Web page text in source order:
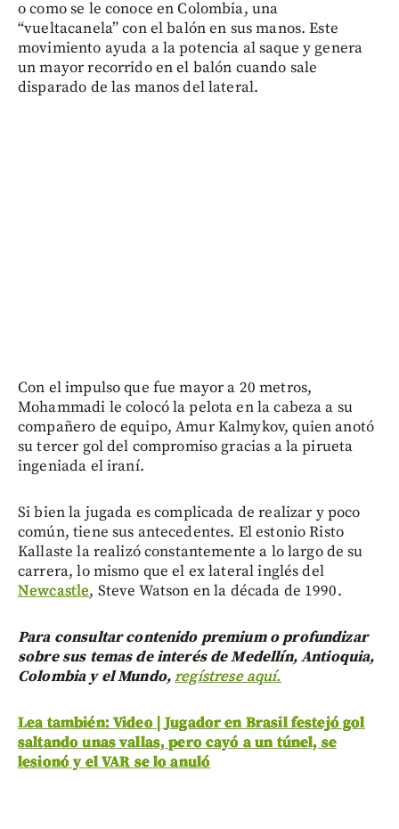
o como se le conoce en Colombia, una
“vueltacanela” con el balón en sus manos. Este
movimiento ayuda a la potencia al saque y genera
un mayor recorrido en el balón cuando sale
disparado de las manos del lateral.
Con el impulso que fue mayor a 20 metros,
Mohammadi le colocó la pelota en la cabeza a su
compañero de equipo, Amur Kalmykov, quien anotó
su tercer gol del compromiso gracias a la pirueta
ingeniada el iraní.
Si bien la jugada es complicada de realizar y poco
común, tiene sus antecedentes. El estonio Risto
Kallaste la realizó constantemente a lo largo de su
carrera, lo mismo que el ex lateral inglés del
Newcastle, Steve Watson en la década de 1990.
Para consultar contenido premium o profundizar
sobre sus temas de interés de Medellín, Antioquia,
Colombia y el Mundo,regístrese aquí.
Lea también: Video | Jugador en Brasil festejó gol
saltando unas vallas, pero cayó a un túnel, se
lesionó y el VAR se lo anuló